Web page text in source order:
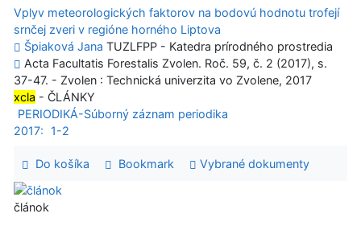
Vplyv meteorologických faktorov na bodovú hodnotu trofejí
srnčej zveri v regióne horného Liptova
Špiaková Jana TUZLFPP - Katedra prírodného prostredia
Acta Facultatis Forestalis Zvolen. Roč. 59, č. 2 (2017), s.
37-47. - Zvolen : Technická univerzita vo Zvolene, 2017
xcla - ČLÁNKY
PERIODIKÁ-Súborný záznam periodika
2017:
1-2
Do košíka Bookmark Vybrané dokumenty
článok